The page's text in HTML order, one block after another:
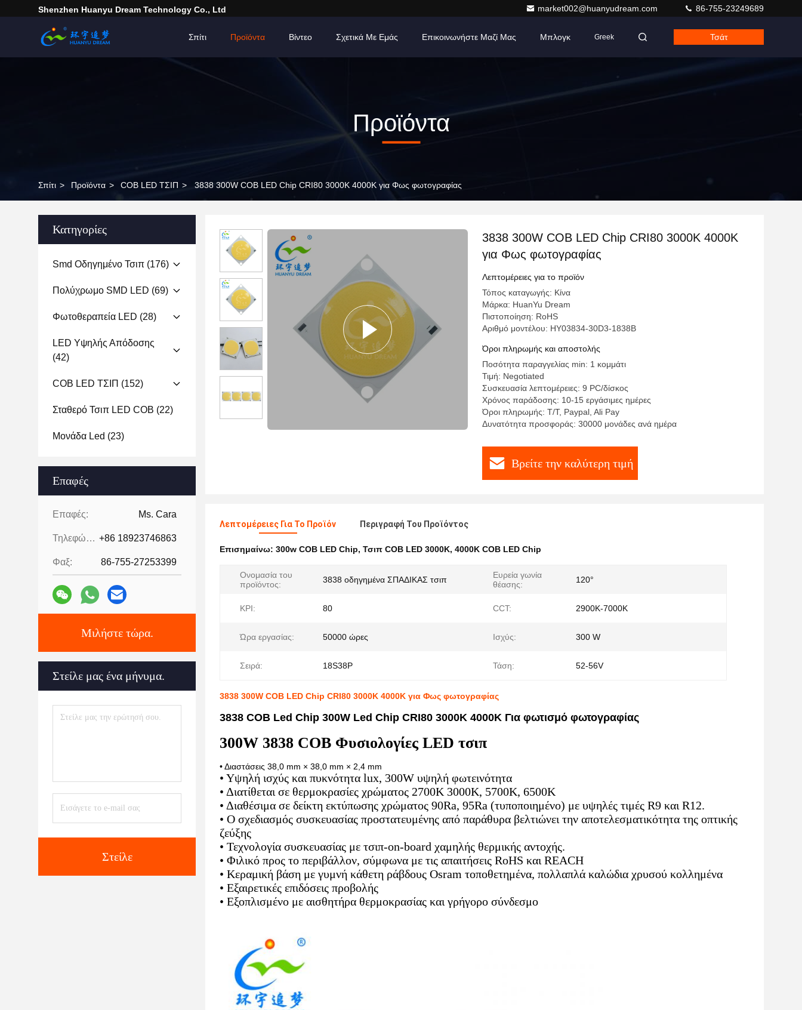
Shenzhen Huanyu Dream Technology Co., Ltd market002@huanyudream.com 86-755-23249689
Σπίτι Προϊόντα Βίντεο Σχετικά Με Εμάς Επικοινωνήστε Μαζί Μας Μπλογκ Greek Τσάτ
Προϊόντα
Σπίτι > Προϊόντα > COB LED ΤΣΙΠ > 3838 300W COB LED Chip CRI80 3000K 4000K για Φως φωτογραφίας
Κατηγορίες
Smd Οδηγημένο Τσιπ (176)
Πολύχρωμο SMD LED (69)
Φωτοθεραπεία LED (28)
LED Υψηλής Απόδοσης
(42)
COB LED ΤΣΙΠ (152)
Σταθερό Τσιπ LED COB (22)
Μονάδα Led (23)
Επαφές
Επαφές: Ms. Cara
Τηλεφώνημα: +86 18923746863
Φαξ: 86-755-27253399
Μιλήστε τώρα.
Στείλε μας ένα μήνυμα.
Στείλε
3838 300W COB LED Chip CRI80 3000K 4000K
για Φως φωτογραφίας
Λεπτομέρειες για το προϊόν
Τόπος καταγωγής: Κίνα
Μάρκα: HuanYu Dream
Πιστοποίηση: RoHS
Αριθμό μοντέλου: HY03834-30D3-1838B
Όροι πληρωμής και αποστολής
Ποσότητα παραγγελίας min: 1 κομμάτι
Τιμή: Negotiated
Συσκευασία λεπτομέρειες: 9 PC/δίσκος
Χρόνος παράδοσης: 10-15 εργάσιμες ημέρες
Όροι πληρωμής: T/T, Paypal, Ali Pay
Δυνατότητα προσφοράς: 30000 μονάδες ανά ημέρα
Βρείτε την καλύτερη τιμή
Λεπτομέρειες Για Το Προϊόν Περιγραφή Του Προϊόντος
Επισημαίνω: 300w COB LED Chip, Τσιπ COB LED 3000K, 4000K COB LED Chip
Ονομασία του
προϊόντος:
3838 οδηγημένα ΣΠΑΔΙΚΑΣ τσιπ
Ευρεία γωνία
θέασης:
120°
ΚΡΙ: 80 CCT: 2900K-7000K
Ώρα εργασίας: 50000 ώρες Ισχύς: 300 W
Σειρά: 18S38P Τάση: 52-56V
3838 300W COB LED Chip CRI80 3000K 4000K για Φως φωτογραφίας
3838 COB Led Chip 300W Led Chip CRI80 3000K 4000K Για φωτισμό φωτογραφίας
300W 3838 COB Φυσιολογίες LED τσιπ
• Διαστάσεις 38,0 mm × 38,0 mm × 2,4 mm
• Υψηλή ισχύς και πυκνότητα lux, 300W υψηλή φωτεινότητα
• Διατίθεται σε θερμοκρασίες χρώματος 2700K 3000K, 5700K, 6500K
• Διαθέσιμα σε δείκτη εκτύπωσης χρώματος 90Ra, 95Ra (τυποποιημένο) με υψηλές τιμές R9 και R12.
• Ο σχεδιασμός συσκευασίας προστατευμένης από παράθυρα βελτιώνει την αποτελεσματικότητα της οπτικής
ζεύξης
• Τεχνολογία συσκευασίας με τσιπ-on-board χαμηλής θερμικής αντοχής.
• Φιλικό προς το περιβάλλον, σύμφωνα με τις απαιτήσεις RoHS και REACH
• Κεραμική βάση με γυμνή κάθετη ράβδους Osram τοποθετημένα, πολλαπλά καλώδια χρυσού κολλημένα
• Εξαιρετικές επιδόσεις προβολής
• Εξοπλισμένο με αισθητήρα θερμοκρασίας και γρήγορο σύνδεσμο